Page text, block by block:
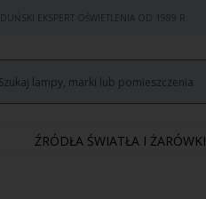
DUŃSKI EKSPERT OŚWIETLENIA OD 1989 R.
ŹRÓDŁA ŚWIATŁA I ŻARÓWKI